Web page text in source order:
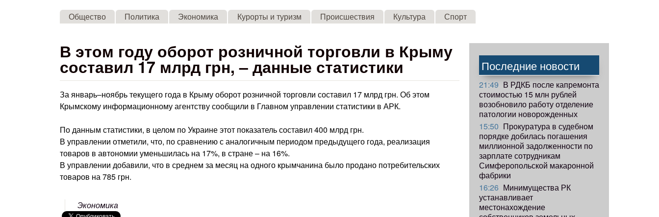
Skip to main content
Общество Политика Экономика Курорты и туризм Происшествия Культура Спорт
В этом году оборот розничной торговли в Крыму
составил 17 млрд грн, – данные статистики
За январь–ноябрь текущего года в Крыму оборот розничной торговли составил 17 млрд грн. Об этом
Крымскому информационному агентству сообщили в Главном управлении статистики в АРК.
По данным статистики, в целом по Украине этот показатель составил 400 млрд грн.
В управлении отметили, что, по сравнению с аналогичным периодом предыдущего года, реализация
товаров в автономии уменьшилась на 17%, в стране – на 16%.
В управлении добавили, что в среднем за месяц на одного крымчанина было продано потребительских
товаров на 785 грн.
Экономика
Последние новости
21:49 В РДКБ после капремонта
стоимостью 15 млн рублей
возобновило работу отделение
патологии новорожденных
15:50 Прокуратура в судебном
порядке добилась погашения
миллионной задолженности по
зарплате сотрудникам
Симферопольской макаронной
фабрики
16:26 Минимущества РК
устанавливает
местонахождение